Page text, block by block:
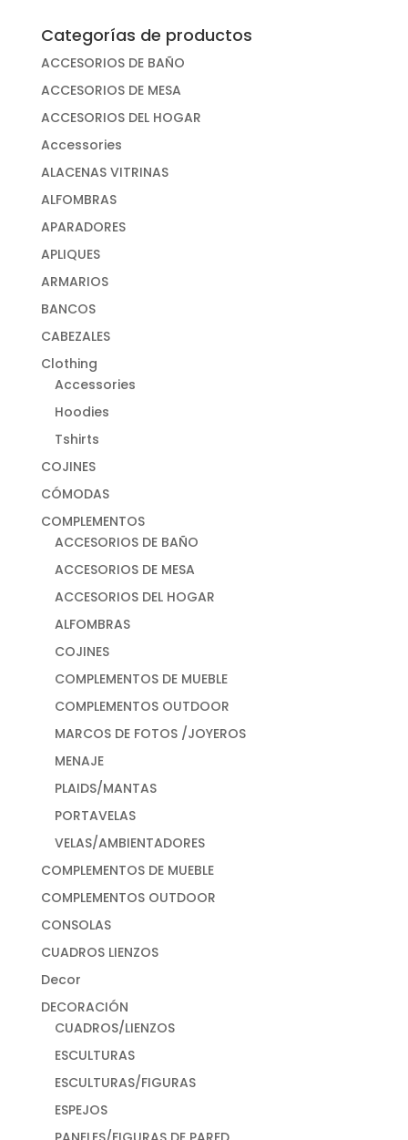
Categorías de productos
ACCESORIOS DE BAÑO
ACCESORIOS DE MESA
ACCESORIOS DEL HOGAR
Accessories
ALACENAS VITRINAS
ALFOMBRAS
APARADORES
APLIQUES
ARMARIOS
BANCOS
CABEZALES
Clothing
Accessories
Hoodies
Tshirts
COJINES
CÓMODAS
COMPLEMENTOS
ACCESORIOS DE BAÑO
ACCESORIOS DE MESA
ACCESORIOS DEL HOGAR
ALFOMBRAS
COJINES
COMPLEMENTOS DE MUEBLE
COMPLEMENTOS OUTDOOR
MARCOS DE FOTOS /JOYEROS
MENAJE
PLAIDS/MANTAS
PORTAVELAS
VELAS/AMBIENTADORES
COMPLEMENTOS DE MUEBLE
COMPLEMENTOS OUTDOOR
CONSOLAS
CUADROS LIENZOS
Decor
DECORACIÓN
CUADROS/LIENZOS
ESCULTURAS
ESCULTURAS/FIGURAS
ESPEJOS